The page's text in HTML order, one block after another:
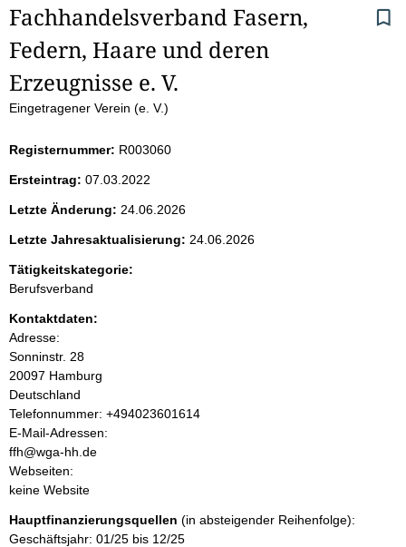
S
e
i
e
n
i
n
h
a
l
t
Fachhandelsverband Fasern,
Federn, Haare und deren
Erzeugnisse e. V.
Eingetragener Verein (e. V.)
Registernummer: R003060
Ersteintrag: 07.03.2022
Letzte Änderung: 24.06.2026
Letzte Jahresaktualisierung: 24.06.2026
Tätigkeitskategorie:
Berufsverband
Kontaktdaten:
Adresse:
Sonninstr. 28
20097 Hamburg
Deutschland
K
o
n
t
a
t
Telefonnummer: +494023601614
E-Mail-Adressen:
ffh@wga-hh.de
Webseiten:
keine Website
Hauptfinanzierungsquellen (in absteigender Reihenfolge):
Geschäftsjahr: 01/25 bis 12/25